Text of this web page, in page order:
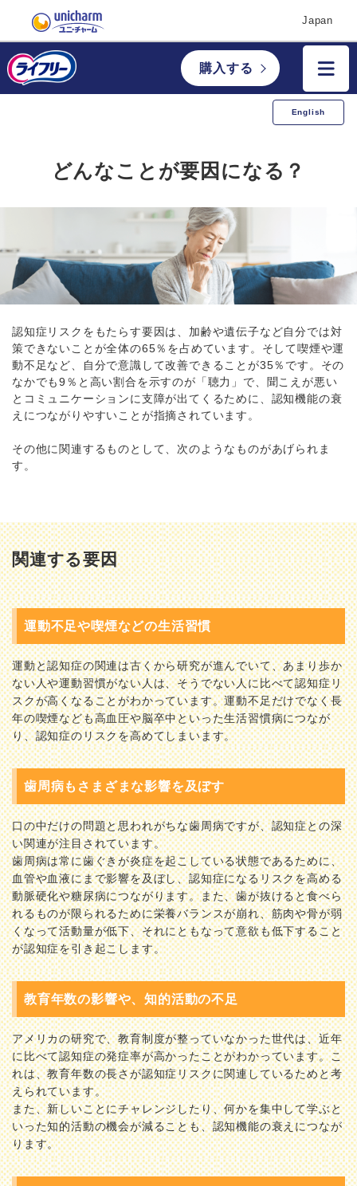
Japan
購入する
English
どんなことが要因になる？
認知症リスクをもたらす要因は、加齢や遺伝子など自分では対
策できないことが全体の65％を占めています。そして喫煙や運
動不足など、自分で意識して改善できることが35％です。その
なかでも9％と高い割合を示すのが「聴力」で、聞こえが悪い
とコミュニケーションに支障が出てくるために、認知機能の衰
えにつながりやすいことが指摘されています。
その他に関連するものとして、次のようなものがあげられま
す。
関連する要因
運動不足や喫煙などの生活習慣
運動と認知症の関連は古くから研究が進んでいて、あまり歩か
ない人や運動習慣がない人は、そうでない人に比べて認知症リ
スクが高くなることがわかっています。運動不足だけでなく長
年の喫煙なども高血圧や脳卒中といった生活習慣病につなが
り、認知症のリスクを高めてしまいます。
歯周病もさまざまな影響を及ぼす
口の中だけの問題と思われがちな歯周病ですが、認知症との深
い関連が注目されています。
歯周病は常に歯ぐきが炎症を起こしている状態であるために、
血管や血液にまで影響を及ぼし、認知症になるリスクを高める
動脈硬化や糖尿病につながります。また、歯が抜けると食べら
れるものが限られるために栄養バランスが崩れ、筋肉や骨が弱
くなって活動量が低下、それにともなって意欲も低下すること
が認知症を引き起こします。
教育年数の影響や、知的活動の不足
アメリカの研究で、教育制度が整っていなかった世代は、近年
に比べて認知症の発症率が高かったことがわかっています。こ
れは、教育年数の長さが認知症リスクに関連しているためと考
えられています。
また、新しいことにチャレンジしたり、何かを集中して学ぶと
いった知的活動の機会が減ることも、認知機能の衰えにつなが
ります。